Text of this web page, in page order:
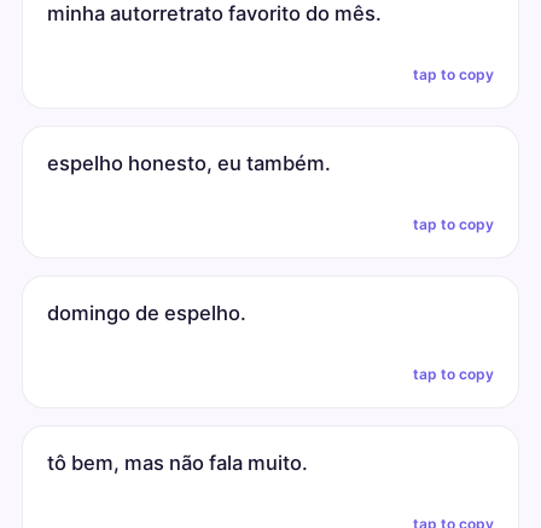
minha autorretrato favorito do mês.
tap to copy
espelho honesto, eu também.
tap to copy
domingo de espelho.
tap to copy
tô bem, mas não fala muito.
tap to copy